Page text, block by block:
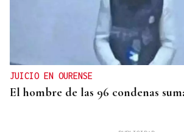
JUICIO EN OURENSE
El hombre de las 96 condenas